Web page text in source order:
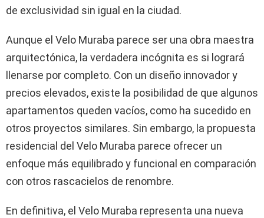
de exclusividad sin igual en la ciudad.
Aunque el Velo Muraba parece ser una obra maestra
arquitectónica, la verdadera incógnita es si logrará
llenarse por completo. Con un diseño innovador y
precios elevados, existe la posibilidad de que algunos
apartamentos queden vacíos, como ha sucedido en
otros proyectos similares. Sin embargo, la propuesta
residencial del Velo Muraba parece ofrecer un
enfoque más equilibrado y funcional en comparación
con otros rascacielos de renombre.
En definitiva, el Velo Muraba representa una nueva